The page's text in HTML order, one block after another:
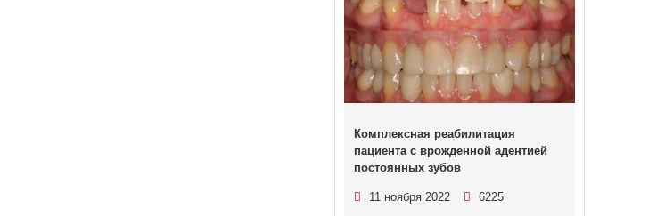
Комплексная реабилитация
пациента с врожденной адентией
постоянных зубов
11 ноября 2022 6225